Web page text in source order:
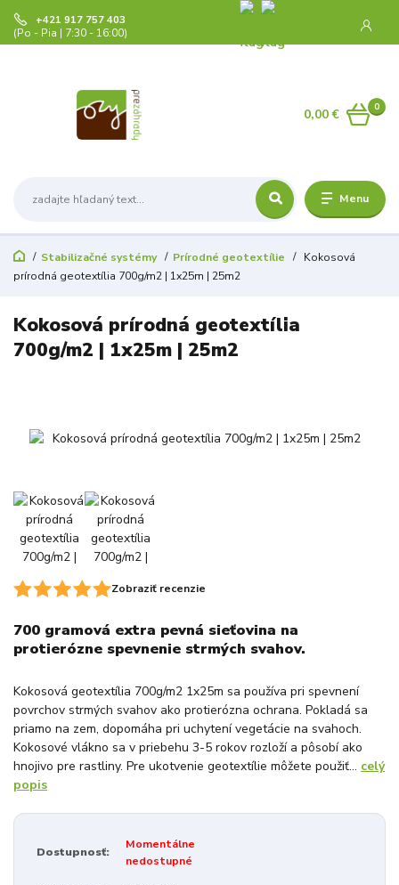
Menu
+421 917 757 403
(Po - Pia | 7:30 - 16:00)
0
0,00 €
Stabilizačné systémy Prírodné geotextílie
Kokosová
prírodná geotextília 700g/m2 | 1x25m | 25m2
Kokosová prírodná geotextília
700g/m2 | 1x25m | 25m2
Zobraziť recenzie
700 gramová extra pevná sieťovina na
protierózne spevnenie strmých svahov.
Kokosová geotextília 700g/m2 1x25m sa používa pri spevnení
povrchov strmých svahov ako protierózna ochrana. Pokladá sa
priamo na zem, dopomáha pri uchytení vegetácie na svahoch.
Kokosové vlákno sa v priebehu 3-5 rokov rozloží a pôsobí ako
hnojivo pre rastliny. Pre ukotvenie geotextílie môžete použiť... celý
popis
Dostupnosť:
Momentálne
nedostupné